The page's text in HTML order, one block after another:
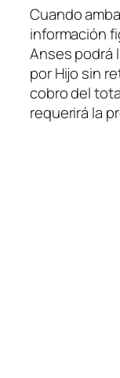
Cuando
información
Anses podrá
por Hijo sin
cobro del
requerirá la